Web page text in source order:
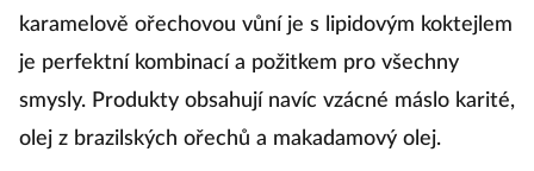
karamelově ořechovou vůní je s lipidovým koktejlem
je perfektní kombinací a požitkem pro všechny
smysly. Produkty obsahují navíc vzácné máslo karité,
olej z brazilských ořechů a makadamový olej.